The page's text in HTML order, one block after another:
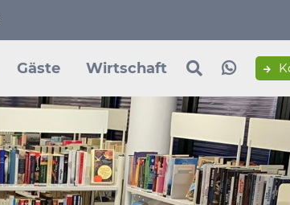
Gäste Wirtschaft